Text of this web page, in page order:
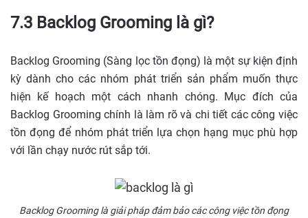
7.3 Backlog Grooming là gì?
Backlog Grooming (Sàng lọc tồn đọng) là một sự kiện định
kỳ dành cho các nhóm phát triển sản phẩm muốn thực
hiện kế hoạch một cách nhanh chóng. Mục đích của
Backlog Grooming chính là làm rõ và chi tiết các công việc
tồn đọng để nhóm phát triển lựa chọn hạng mục phù hợp
với lần chạy nước rút sắp tới.
Backlog Grooming là giải pháp đảm bảo các công việc tồn đọng